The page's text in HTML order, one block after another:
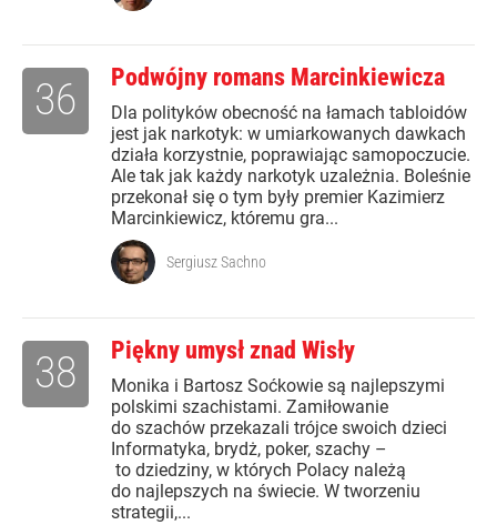
Podwójny romans Marcinkiewicza
Dla polityków obecność na łamach tabloidów
jest jak narkotyk: w umiarkowanych dawkach
działa korzystnie, poprawiając samopoczucie.
Ale tak jak każdy narkotyk uzależnia. Boleśnie
przekonał się o tym były premier Kazimierz
Marcinkiewicz, któremu gra...
36
Sergiusz Sachno
Piękny umysł znad Wisły
Monika i Bartosz Soćkowie są najlepszymi
polskimi szachistami. Zamiłowanie
do szachów przekazali trójce swoich dzieci
Informatyka, brydż, poker, szachy –
to dziedziny, w których Polacy należą
do najlepszych na świecie. W tworzeniu
strategii,...
38